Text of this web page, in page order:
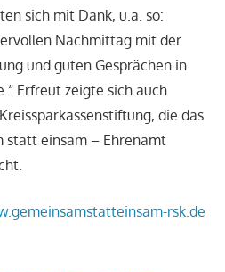
sich mit Dank, u.a. so:
Nachmittag mit der
und guten Gesprächen in
Erfreut zeigte sich auch
die das
statt einsam – Ehrenamt
rsk.de